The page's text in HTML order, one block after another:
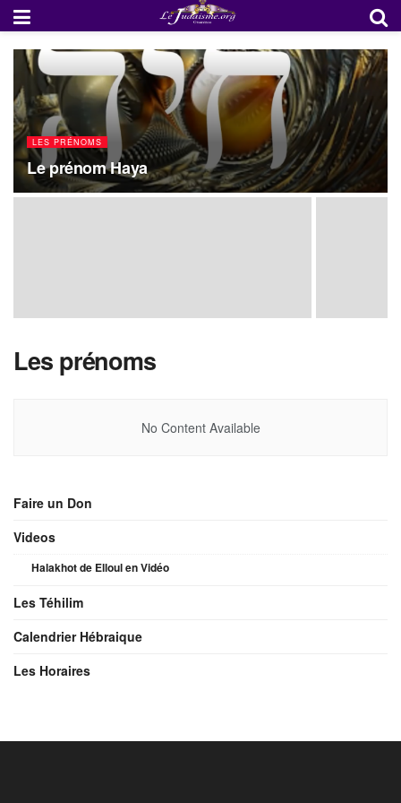
LES PRÉNOMS
Le prénom Haya
Les prénoms
No Content Available
Faire un Don
Videos
Halakhot de Elloul en Vidéo
Les Téhilim
Calendrier Hébraique
Les Horaires